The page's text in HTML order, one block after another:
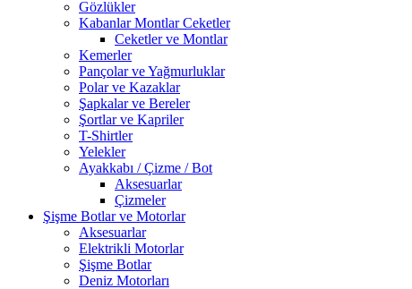
Gözlükler
Kabanlar Montlar Ceketler
Ceketler ve Montlar
Kemerler
Pançolar ve Yağmurluklar
Polar ve Kazaklar
Şapkalar ve Bereler
Şortlar ve Kapriler
T-Shirtler
Yelekler
Ayakkabı / Çizme / Bot
Aksesuarlar
Çizmeler
Şişme Botlar ve Motorlar
Aksesuarlar
Elektrikli Motorlar
Şişme Botlar
Deniz Motorları